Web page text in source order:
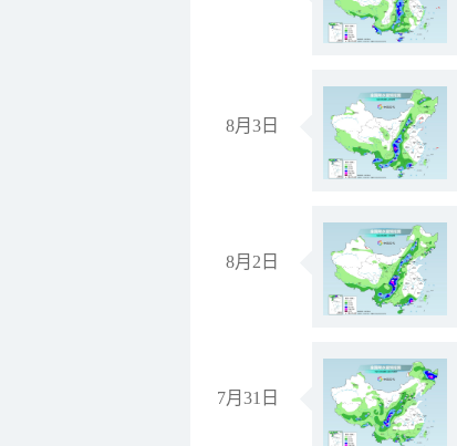
8月3日
8月2日
7月31日